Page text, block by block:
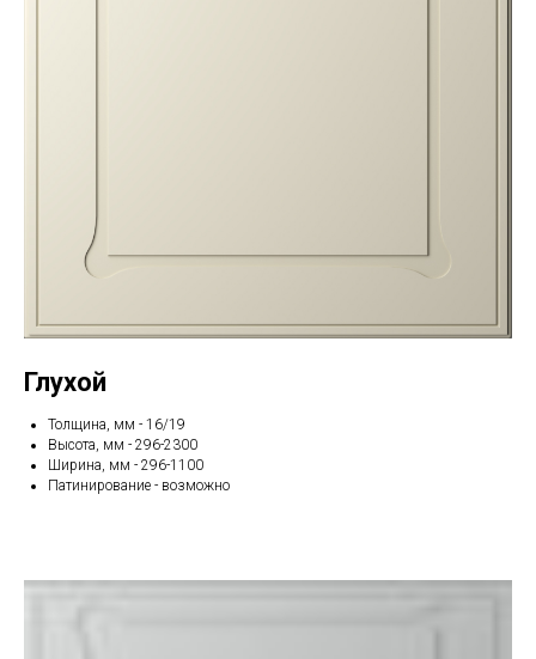
Глухой
Толщина, мм - 16/19
Высота, мм - 296-2300
Ширина, мм - 296-1100
Патинирование - возможно